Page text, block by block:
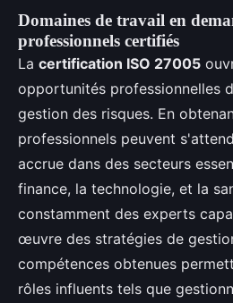
Domaines de travail en
professionnels certifiés
La certification ISO 27005
opportunités professionnelles
gestion des risques. En
professionnels peuvent
accrue dans des secteurs
finance, la technologie, et la
constamment des experts
œuvre des stratégies de
compétences obtenues
rôles influents tels que